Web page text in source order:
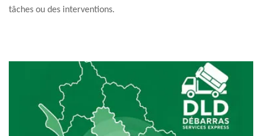
tâches ou des interventions.